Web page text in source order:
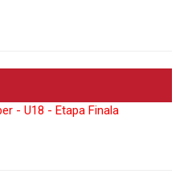
- U18 - Etapa Finala